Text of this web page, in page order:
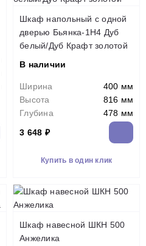
Шкаф напольный с одной
дверью Бьянка-1Н4 Дуб
белый/Дуб Крафт золотой
В наличии
Ширина
400 мм
Высота
816 мм
Глубина
478 мм
3 648 ₽
Купить в один клик
Шкаф навесной ШКН 500
Анжелика